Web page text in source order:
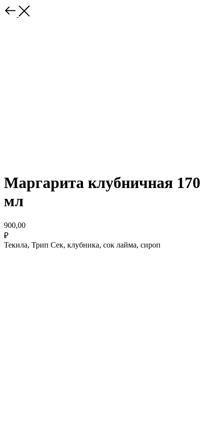
Маргарита клубничная 170
мл
900,00
₽
Текила, Трип Сек, клубника, сок лайма, сироп